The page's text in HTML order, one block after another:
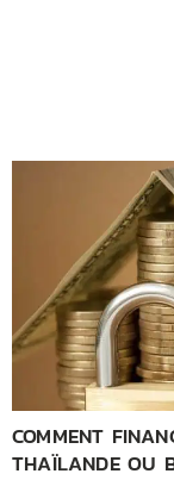
COMMENT
THAÏLANDE OU